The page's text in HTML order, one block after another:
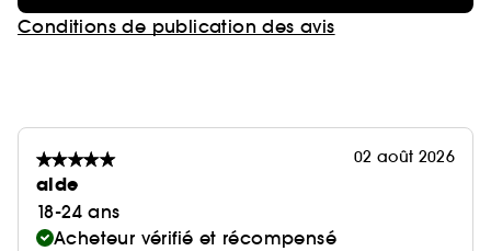
Conditions de publication des avis
02 août 2026
alde
18-24 ans
Acheteur vérifié et récompensé